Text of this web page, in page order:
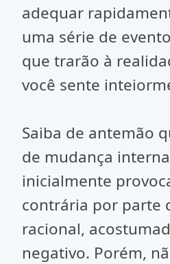
adequar
uma série de
que trarão à
você sente
Saiba de antemão
de mudança
inicialmente
contrária por parte
racional,
negativo. Porém,